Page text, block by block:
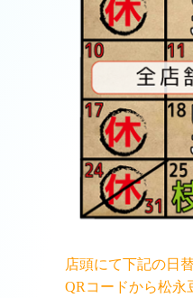
店頭にて下記の日
QRコードから松永